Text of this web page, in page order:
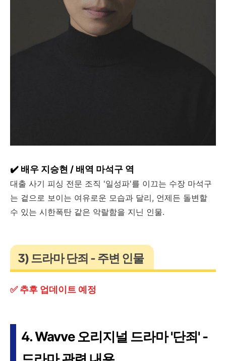
✔️ 배우 지승현 / 배역 마석구 역
대출 사기 피싱 전문 조직 '일성파'를 이끄는 수장 마석구
는 겉으로 보이는 여유로운 모습과 달리, 언제든 돌변할
수 있는 시한폭탄 같은 악랄함을 지닌 인물.
3) 드라마 단죄 - 주변 인물
✅ 추후 업데이트 예정
4. Wavve 오리지널 드라마 '단죄' -